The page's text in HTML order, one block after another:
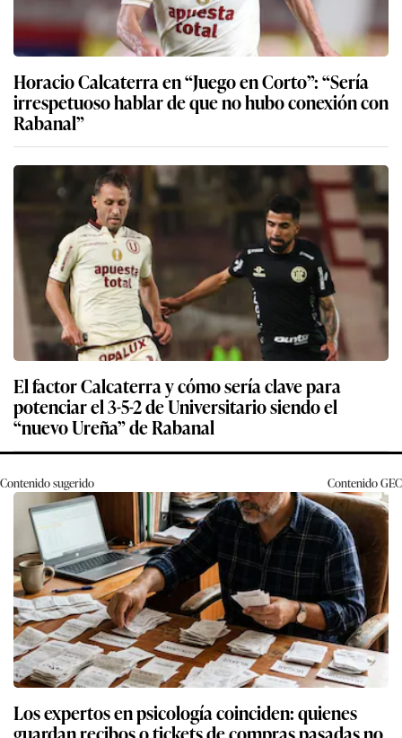
Horacio Calcaterra en “Juego en Corto”: “Sería
irrespetuoso hablar de que no hubo conexión con
Rabanal”
El factor Calcaterra y cómo sería clave para
potenciar el 3-5-2 de Universitario siendo el
“nuevo Ureña” de Rabanal
Contenido sugerido ContenidoGEC
Los expertos en psicología coinciden: quienes